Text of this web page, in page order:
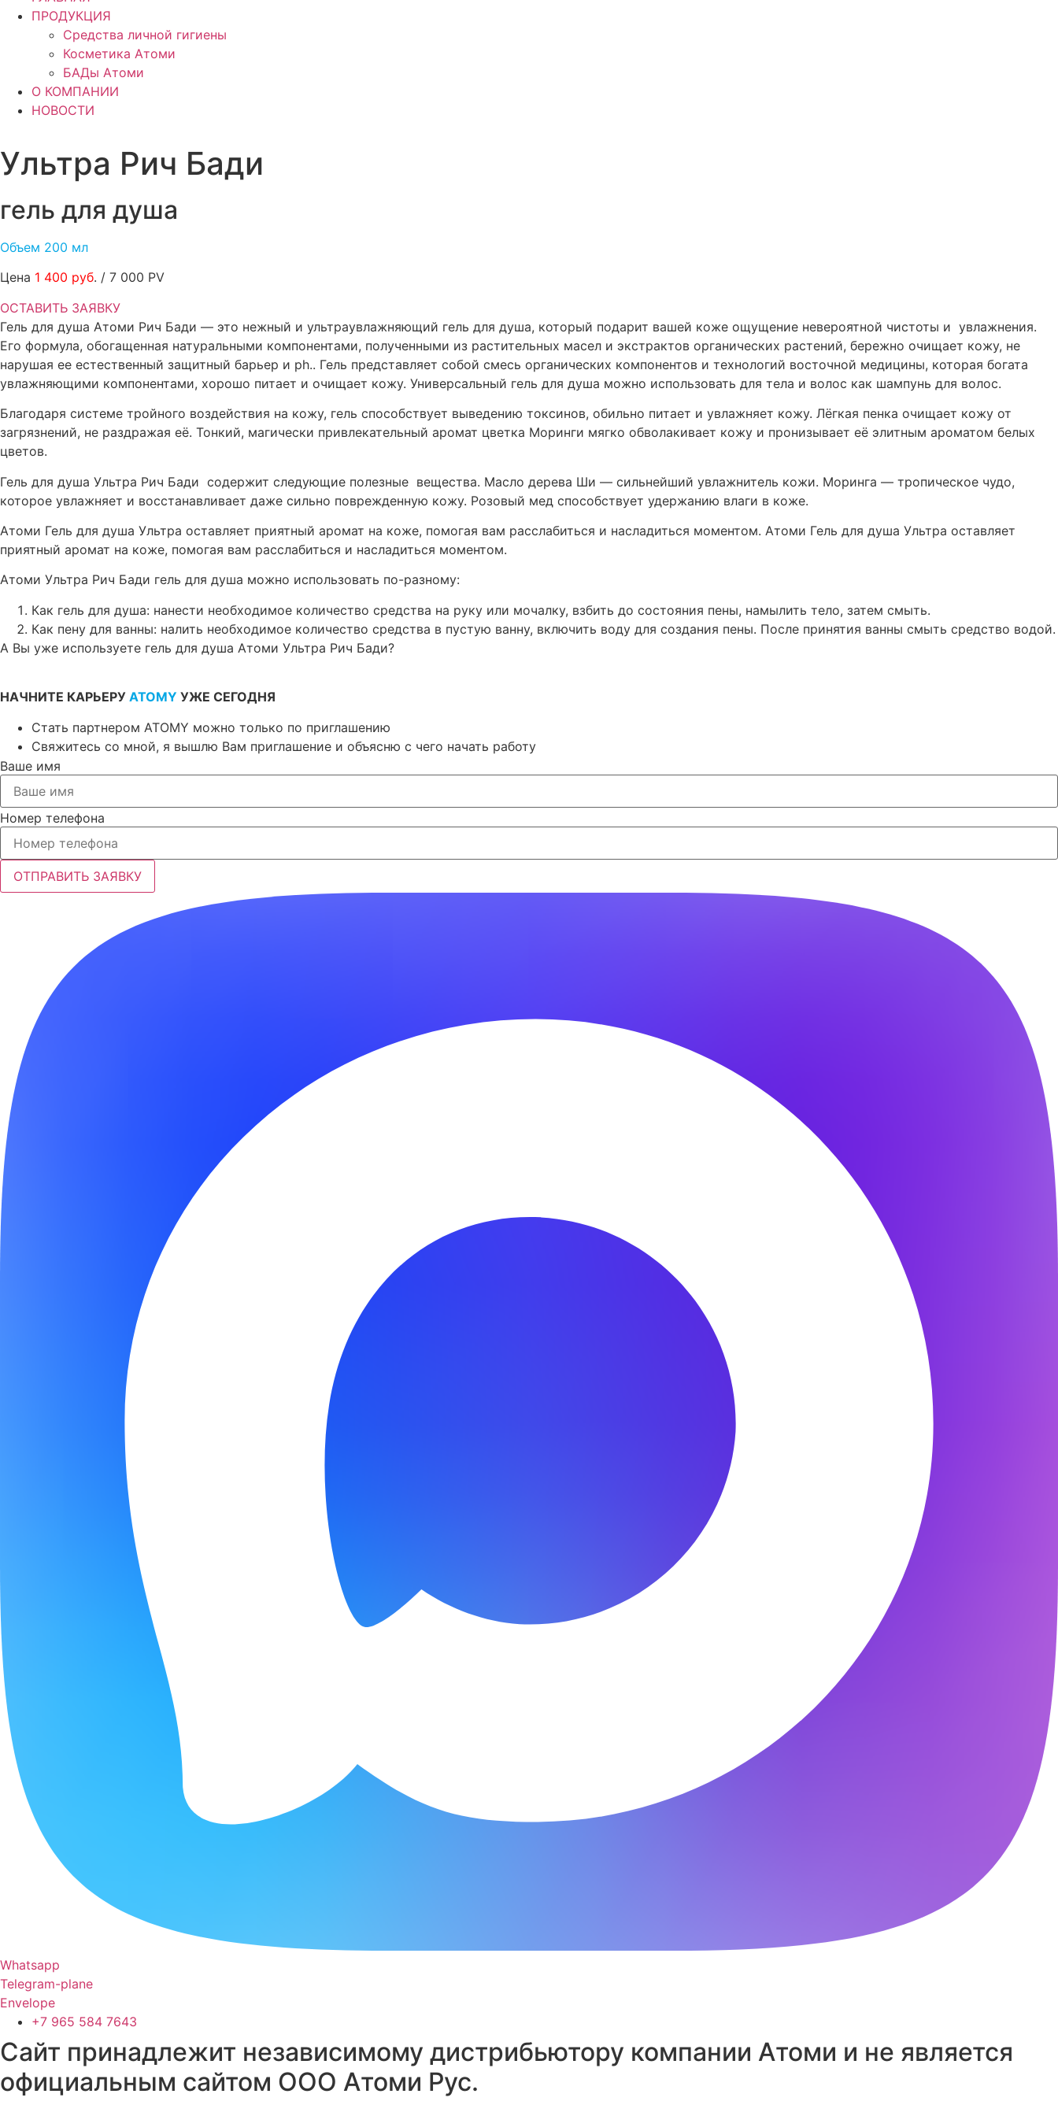
ПРОДУКЦИЯ
Средства личной гигиены
Косметика Атоми
БАДы Атоми
О КОМПАНИИ
НОВОСТИ
Ультра Рич Бади
гель для душа
Объем 200 мл
Цена 1 400 руб. / 7 000 PV
ОСТАВИТЬ ЗАЯВКУ
Гель для душа Атоми Рич Бади — это нежный и ультраувлажняющий гель для душа, который подарит вашей коже ощущение невероятной чистоты и увлажнения.
Его формула, обогащенная натуральными компонентами, полученными из растительных масел и экстрактов органических растений, бережно очищает кожу, не
нарушая ее естественный защитный барьер и ph.. Гель представляет собой смесь органических компонентов и технологий восточной медицины, которая богата
увлажняющими компонентами, хорошо питает и очищает кожу. Универсальный гель для душа можно использовать для тела и волос как шампунь для волос.
Благодаря системе тройного воздействия на кожу, гель способствует выведению токсинов, обильно питает и увлажняет кожу. Лёгкая пенка очищает кожу от
загрязнений, не раздражая её. Тонкий, магически привлекательный аромат цветка Моринги мягко обволакивает кожу и пронизывает её элитным ароматом белых
цветов.
Гель для душа Ультра Рич Бади содержит следующие полезные вещества. Масло дерева Ши — сильнейший увлажнитель кожи. Моринга — тропическое чудо,
которое увлажняет и восстанавливает даже сильно поврежденную кожу. Розовый мед способствует удержанию влаги в коже.
Атоми Гель для душа Ультра оставляет приятный аромат на коже, помогая вам расслабиться и насладиться моментом. Атоми Гель для душа Ультра оставляет
приятный аромат на коже, помогая вам расслабиться и насладиться моментом.
Атоми Ультра Рич Бади гель для душа можно использовать по-разному:
Как гель для душа: нанести необходимое количество средства на руку или мочалку, взбить до состояния пены, намылить тело, затем смыть.
Как пену для ванны: налить необходимое количество средства в пустую ванну, включить воду для создания пены. После принятия ванны смыть средство водой.
А Вы уже используете гель для душа Атоми Ультра Рич Бади?
НАЧНИТЕ КАРЬЕРУ ATOMY УЖЕ СЕГОДНЯ
Стать партнером ATOMY можно только по приглашению
Свяжитесь со мной, я вышлю Вам приглашение и объясню с чего начать работу
Ваше имя
Номер телефона
ОТПРАВИТЬ ЗАЯВКУ
Whatsapp
Telegram-plane
Envelope
+7 965 584 7643
Сайт принадлежит независимому дистрибьютору компании Атоми и не является
официальным сайтом ООО Атоми Рус.